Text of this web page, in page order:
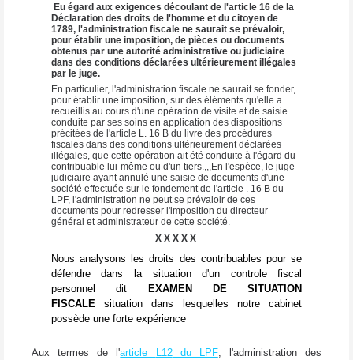
Eu égard aux exigences découlant de l'article 16 de la
Déclaration des droits de l'homme et du citoyen de
1789, l'administration fiscale ne saurait se prévaloir,
pour établir une imposition, de pièces ou documents
obtenus par une autorité administrative ou judiciaire
dans des conditions déclarées ultérieurement illégales
par le juge.
En particulier, l'administration fiscale ne saurait se fonder,
pour établir une imposition, sur des éléments qu'elle a
recueillis au cours d'une opération de visite et de saisie
conduite par ses soins en application des dispositions
précitées de l'article L. 16 B du livre des procédures
fiscales dans des conditions ultérieurement déclarées
illégales, que cette opération ait été conduite à l'égard du
contribuable lui-même ou d'un tiers.,,,En l'espèce, le juge
judiciaire ayant annulé une saisie de documents d'une
société effectuée sur le fondement de l'article . 16 B du
LPF, l'administration ne peut se prévaloir de ces
documents pour redresser l'imposition du directeur
général et administrateur de cette société.
X X X X X
Nous analysons les droits des contribuables pour se
défendre dans la situation d'un controle fiscal
personnel dit EXAMEN DE SITUATION
FISCALE situation dans lesquelles notre cabinet
possède une forte expérience
Aux termes de l'article L12du LPF, l'administration des